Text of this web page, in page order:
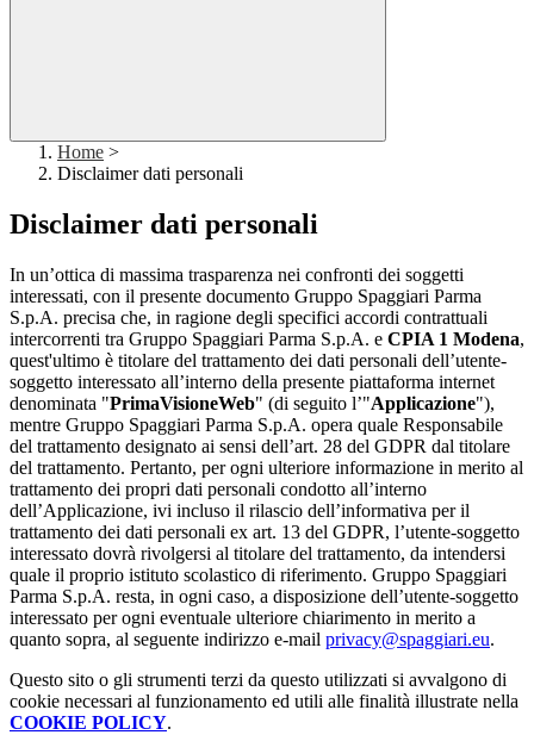
Home >
Disclaimer dati personali
Disclaimer dati personali
In un’ottica di massima trasparenza nei confronti dei soggetti
interessati, con il presente documento Gruppo Spaggiari Parma
S.p.A. precisa che, in ragione degli specifici accordi contrattuali
intercorrenti tra Gruppo Spaggiari Parma S.p.A. e CPIA 1 Modena,
quest'ultimo è titolare del trattamento dei dati personali dell’utente-
soggetto interessato all’interno della presente piattaforma internet
denominata "PrimaVisioneWeb" (di seguito l’"Applicazione"),
mentre Gruppo Spaggiari Parma S.p.A. opera quale Responsabile
del trattamento designato ai sensi dell’art. 28 del GDPR dal titolare
del trattamento. Pertanto, per ogni ulteriore informazione in merito al
trattamento dei propri dati personali condotto all’interno
dell’Applicazione, ivi incluso il rilascio dell’informativa per il
trattamento dei dati personali ex art. 13 del GDPR, l’utente-soggetto
interessato dovrà rivolgersi al titolare del trattamento, da intendersi
quale il proprio istituto scolastico di riferimento. Gruppo Spaggiari
Parma S.p.A. resta, in ogni caso, a disposizione dell’utente-soggetto
interessato per ogni eventuale ulteriore chiarimento in merito a
quanto sopra, al seguente indirizzo e-mail privacy@spaggiari.eu.
Questo sito o gli strumenti terzi da questo utilizzati si avvalgono di
cookie necessari al funzionamento ed utili alle finalità illustrate nella
COOKIE POLICY.